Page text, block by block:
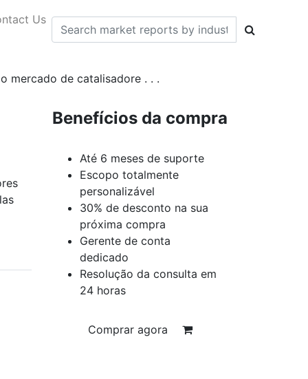
Us
mercado de catalisadore . . .
Benefícios da compra
Até 6 meses de suporte
Escopo totalmente
personalizável
30% de desconto na sua
próxima compra
Gerente de conta
dedicado
Resolução da consulta em
24 horas
Comprar agora